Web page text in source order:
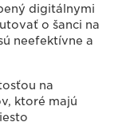
digitálnymi
o šanci na
neefektívne a
na
ktoré majú